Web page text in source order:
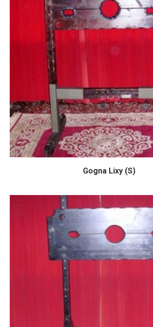
Gogna Lixy (S)